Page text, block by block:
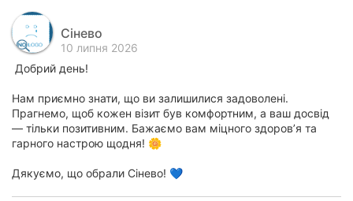
Сінево
10 липня 2026
Добрий день!
Нам приємно знати, що ви залишилися задоволені.
Прагнемо, щоб кожен візит був комфортним, а ваш досвід
— тільки позитивним. Бажаємо вам міцного здоров’я та
гарного настрою щодня! 🌼
Дякуємо, що обрали Сінево! 💙